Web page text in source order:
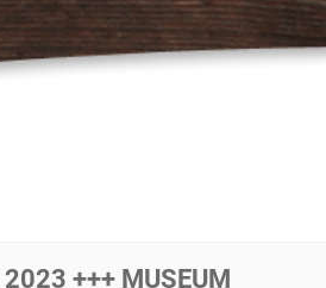
+++ MUSEUM G